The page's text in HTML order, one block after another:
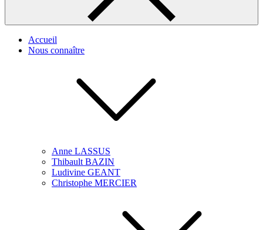
Accueil
Nous connaître
Anne LASSUS
Thibault BAZIN
Ludivine GEANT
Christophe MERCIER